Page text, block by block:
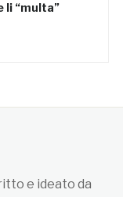
li “multa”
e ideato da